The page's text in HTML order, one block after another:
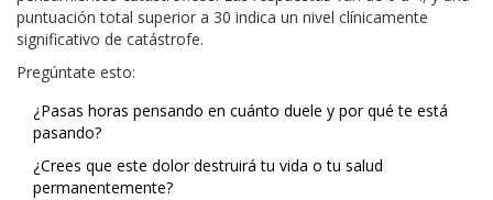
puntuación total superior a 30 indica un nivel clínicamente
significativo de catástrofe.
Pregúntate esto:
¿Pasas horas pensando en cuánto duele y por qué te está
pasando?
¿Crees que este dolor destruirá tu vida o tu salud
permanentemente?